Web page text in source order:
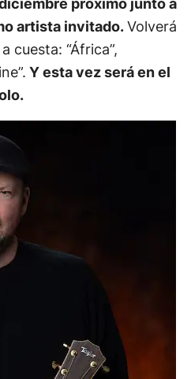
artista invitado.Volverá
cuesta: “África”,
Y esta vez será en el